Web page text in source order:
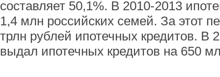
составляет 50,1%. В 2010-2013
1,4 млн российских семей. За этот
трлн рублей ипотечных кредитов. В
выдал ипотечных кредитов на 650